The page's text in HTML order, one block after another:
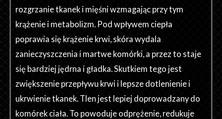
rozgrzanie tkanek i mięśni wzmagając przy tym
krążenie i metabolizm. Pod wpływem ciepła
poprawia się krążenie krwi, skóra wydala
zanieczyszczenia i martwe komórki, a przez to staje
się bardziej jędrna i gładka. Skutkiem tego jest
zwiększenie przepływu krwi i lepsze dotlenienie i
ukrwienie tkanek. Tlen jest lepiej doprowadzany do
komórek ciała. To powoduje odprężenie, redukuje